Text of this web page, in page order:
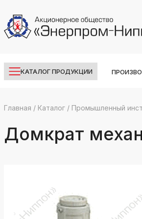
КАТАЛОГ ПРОДУКЦИИ
k
Главная / Каталог/ Промышленный
Домкрат